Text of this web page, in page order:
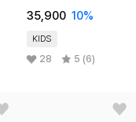
35,900 10%
KIDS
28 5 (6)